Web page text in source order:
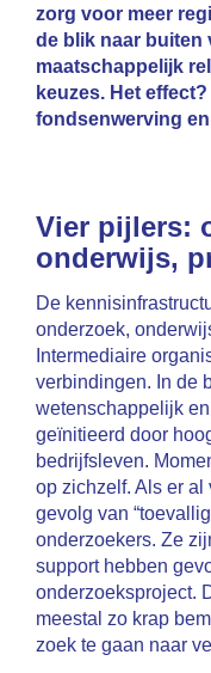
zorg voor meer
de blik naar
maatschappelijk
keuzes. Het
fondsenwerving
Vier pijlers:
onderwijs,
De
onderzoek,
Intermediaire
verbindingen. In de
wetenschappelijk
geïnitieerd door
bedrijfsleven.
op zichzelf. Als er
gevolg van
onderzoekers. Ze
support hebben
onderzoeksproject.
meestal zo krap
zoek te gaan naar